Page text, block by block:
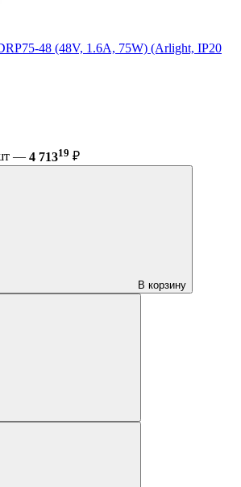
48 (48V, 1.6A, 75W) (Arlight, IP20
— 4 71319 ₽
В корзину